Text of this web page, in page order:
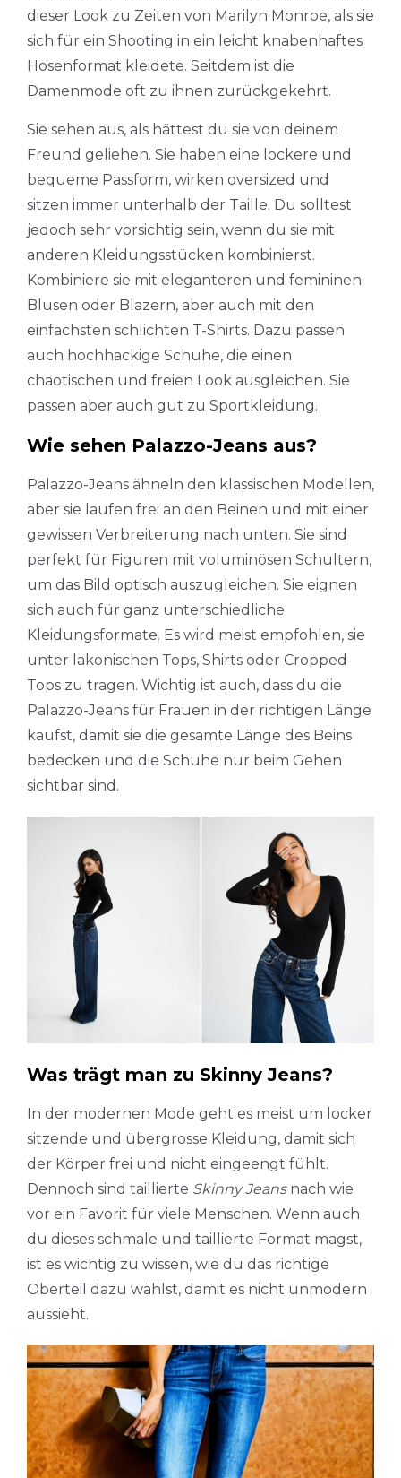
dieser Look zu Zeiten von Marilyn Monroe, als sie
sich für ein Shooting in ein leicht knabenhaftes
Hosenformat kleidete. Seitdem ist die
Damenmode oft zu ihnen zurückgekehrt.
Sie sehen aus, als hättest du sie von deinem
Freund geliehen. Sie haben eine lockere und
bequeme Passform, wirken oversized und
sitzen immer unterhalb der Taille. Du solltest
jedoch sehr vorsichtig sein, wenn du sie mit
anderen Kleidungsstücken kombinierst.
Kombiniere sie mit eleganteren und femininen
Blusen oder Blazern, aber auch mit den
einfachsten schlichten T-Shirts. Dazu passen
auch hochhackige Schuhe, die einen
chaotischen und freien Look ausgleichen. Sie
passen aber auch gut zu Sportkleidung.
Wie sehen Palazzo-Jeans aus?
Palazzo-Jeans ähneln den klassischen Modellen,
aber sie laufen frei an den Beinen und mit einer
gewissen Verbreiterung nach unten. Sie sind
perfekt für Figuren mit voluminösen Schultern,
um das Bild optisch auszugleichen. Sie eignen
sich auch für ganz unterschiedliche
Kleidungsformate. Es wird meist empfohlen, sie
unter lakonischen Tops, Shirts oder Cropped
Tops zu tragen. Wichtig ist auch, dass du die
Palazzo-Jeans für Frauen in der richtigen Länge
kaufst, damit sie die gesamte Länge des Beins
bedecken und die Schuhe nur beim Gehen
sichtbar sind.
Was trägt man zu Skinny Jeans?
In der modernen Mode geht es meist um locker
sitzende und übergrosse Kleidung, damit sich
der Körper frei und nicht eingeengt fühlt.
Dennoch sind taillierte Skinny Jeansnach wie
vor ein Favorit für viele Menschen. Wenn auch
du dieses schmale und taillierte Format magst,
ist es wichtig zu wissen, wie du das richtige
Oberteil dazu wählst, damit es nicht unmodern
aussieht.